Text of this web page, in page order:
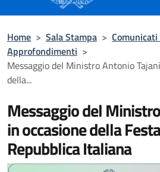
Home > Sala Stampa >
Approfondimenti >
Messaggio del Ministro Antonio
della...
Messaggio del
in occasione della
Repubblica Italiana